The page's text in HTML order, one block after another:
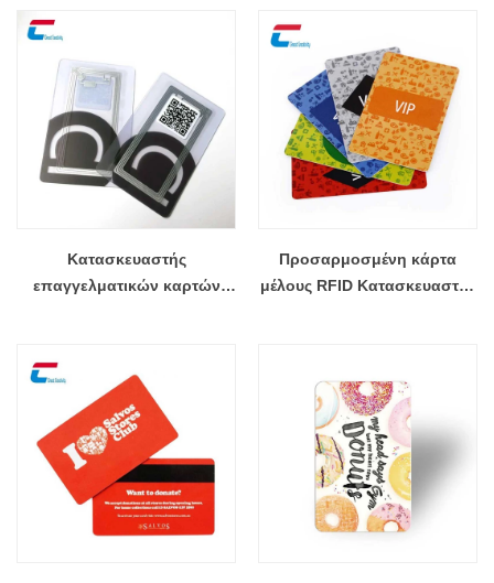
Κατασκευαστής
επαγγελματικών καρτών
Προσαρμοσμένη κάρτα
μέλους RFID Κατασκευαστής